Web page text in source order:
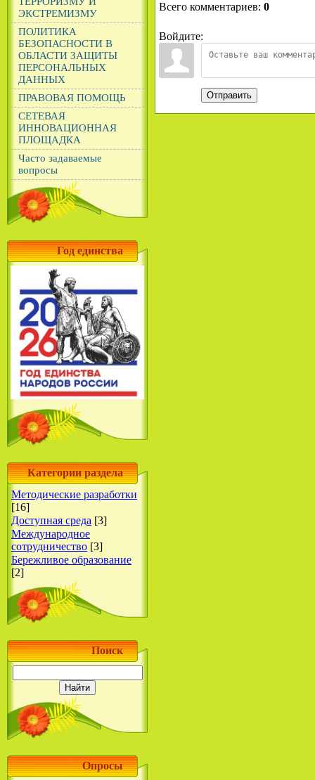
ЭКСТРЕМИЗМУ
ПОЛИТИКА
БЕЗОПАСНОСТИ В
ОБЛАСТИ ЗАЩИТЫ
ПЕРСОНАЛЬНЫХ
ДАННЫХ
ПРАВОВАЯ ПОМОЩЬ
СЕТЕВАЯ
ИННОВАЦИОННАЯ
ПЛОЩАДКА
Часто задаваемые
вопросы
Год единства
Категории раздела
Методические разработки
[16]
Доступная среда [3]
Международное
сотрудничество [3]
Бережливое образование
[2]
Поиск
Опросы
Всего комментариев: 0
Войдите:
Отправить